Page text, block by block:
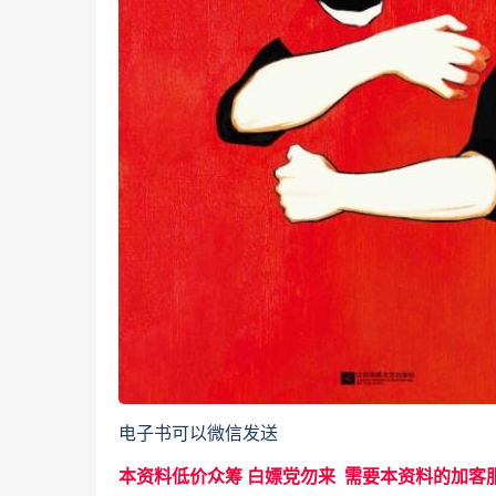
电子书可以微信发送
本资料低价众筹 白嫖党勿来 需要本资料的加客